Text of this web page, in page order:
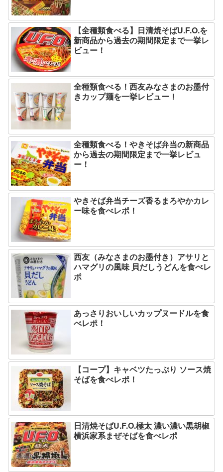
【全種類食べる】日清焼そばU.F.O.を
新商品から過去の期間限定まで一挙レ
ビュー！
全種類食べる！西友みなさまのお墨付
きカップ麺を一挙レビュー！
全種類食べる！やきそば弁当の新商品
から過去の期間限定まで一挙レビュ
ー！
やきそば弁当チーズ香るまろやかカレ
ー味を食べレポ！
西友（みなさまのお墨付き）アサリと
ハマグリの風味 貝だしうどんを食べレ
ポ
あっさりおいしいカップヌードルを食
べレポ！
【コープ】キャベツたっぷり ソース焼
そばを食べレポ！
日清焼そばU.F.O.極太 濃い濃い黒胡椒
横浜家系まぜそばを食べレポ